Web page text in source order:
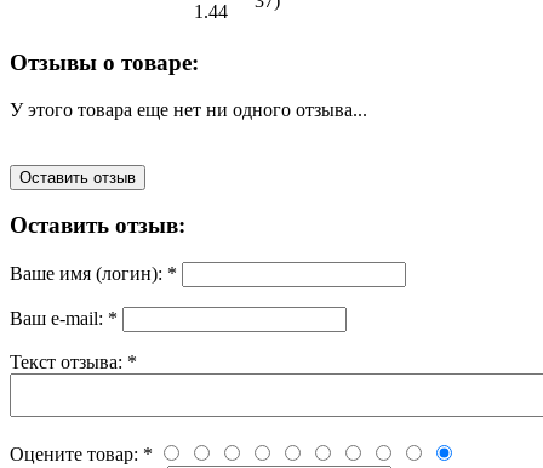
1.44
Отзывы о товаре:
У этого товара еще нет ни одного отзыва...
Оставить отзыв
Оставить отзыв:
Ваше имя (логин): *
Ваш e-mail: *
Текст отзыва: *
Оцените товар: *